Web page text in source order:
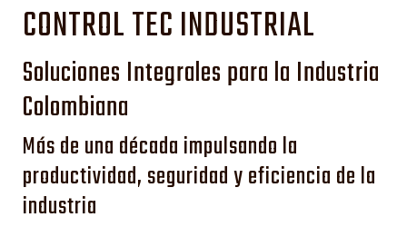
CONTROL TEC INDUSTRIAL
Soluciones Integrales para la Industria
Colombiana
Más de una década impulsando la
productividad, seguridad y eficiencia de la
industria